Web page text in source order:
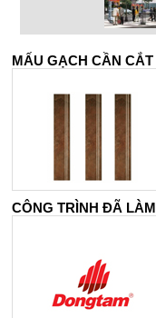
MẤU GẠCH CẦN CẮT
CÔNG TRÌNH ĐÃ LÀM